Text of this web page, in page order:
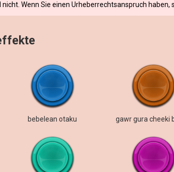
nicht. Wenn Sie einen Urheberrechtsanspruch
bebelean otaku gawr gura cheeki